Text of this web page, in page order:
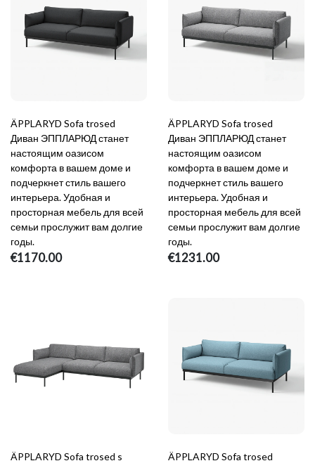
ÄPPLARYD Sofa trosed
Диван ЭППЛАРЮД станет
настоящим оазисом
комфорта в вашем доме и
подчеркнет стиль вашего
интерьера. Удобная и
просторная мебель для всей
семьи прослужит вам долгие
годы.
€1170.00
ÄPPLARYD Sofa trosed
Диван ЭППЛАРЮД станет
настоящим оазисом
комфорта в вашем доме и
подчеркнет стиль вашего
интерьера. Удобная и
просторная мебель для всей
семьи прослужит вам долгие
годы.
€1231.00
ÄPPLARYD Sofa trosed s
ÄPPLARYD Sofa trosed